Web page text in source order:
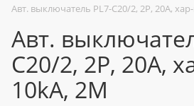
Авт. выключатель PL7-C20/2, 2P, 20A,
Авт.
C20/2, 2P, 20A,
10kA, 2M